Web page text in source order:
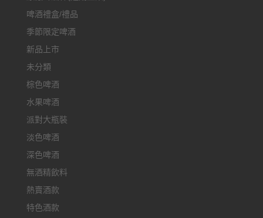
啤酒禮盒/禮品
季節限定啤酒
新品上市
未分類
棕色啤酒
水果啤酒
派對大瓶裝
淡色啤酒
深色啤酒
無酒精飲料
熱賣酒款
特色酒款